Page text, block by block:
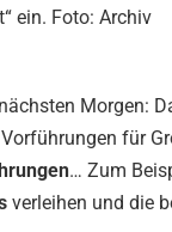
ein. Foto: Archiv
Morgen:
für
… Zum
verleihen und die